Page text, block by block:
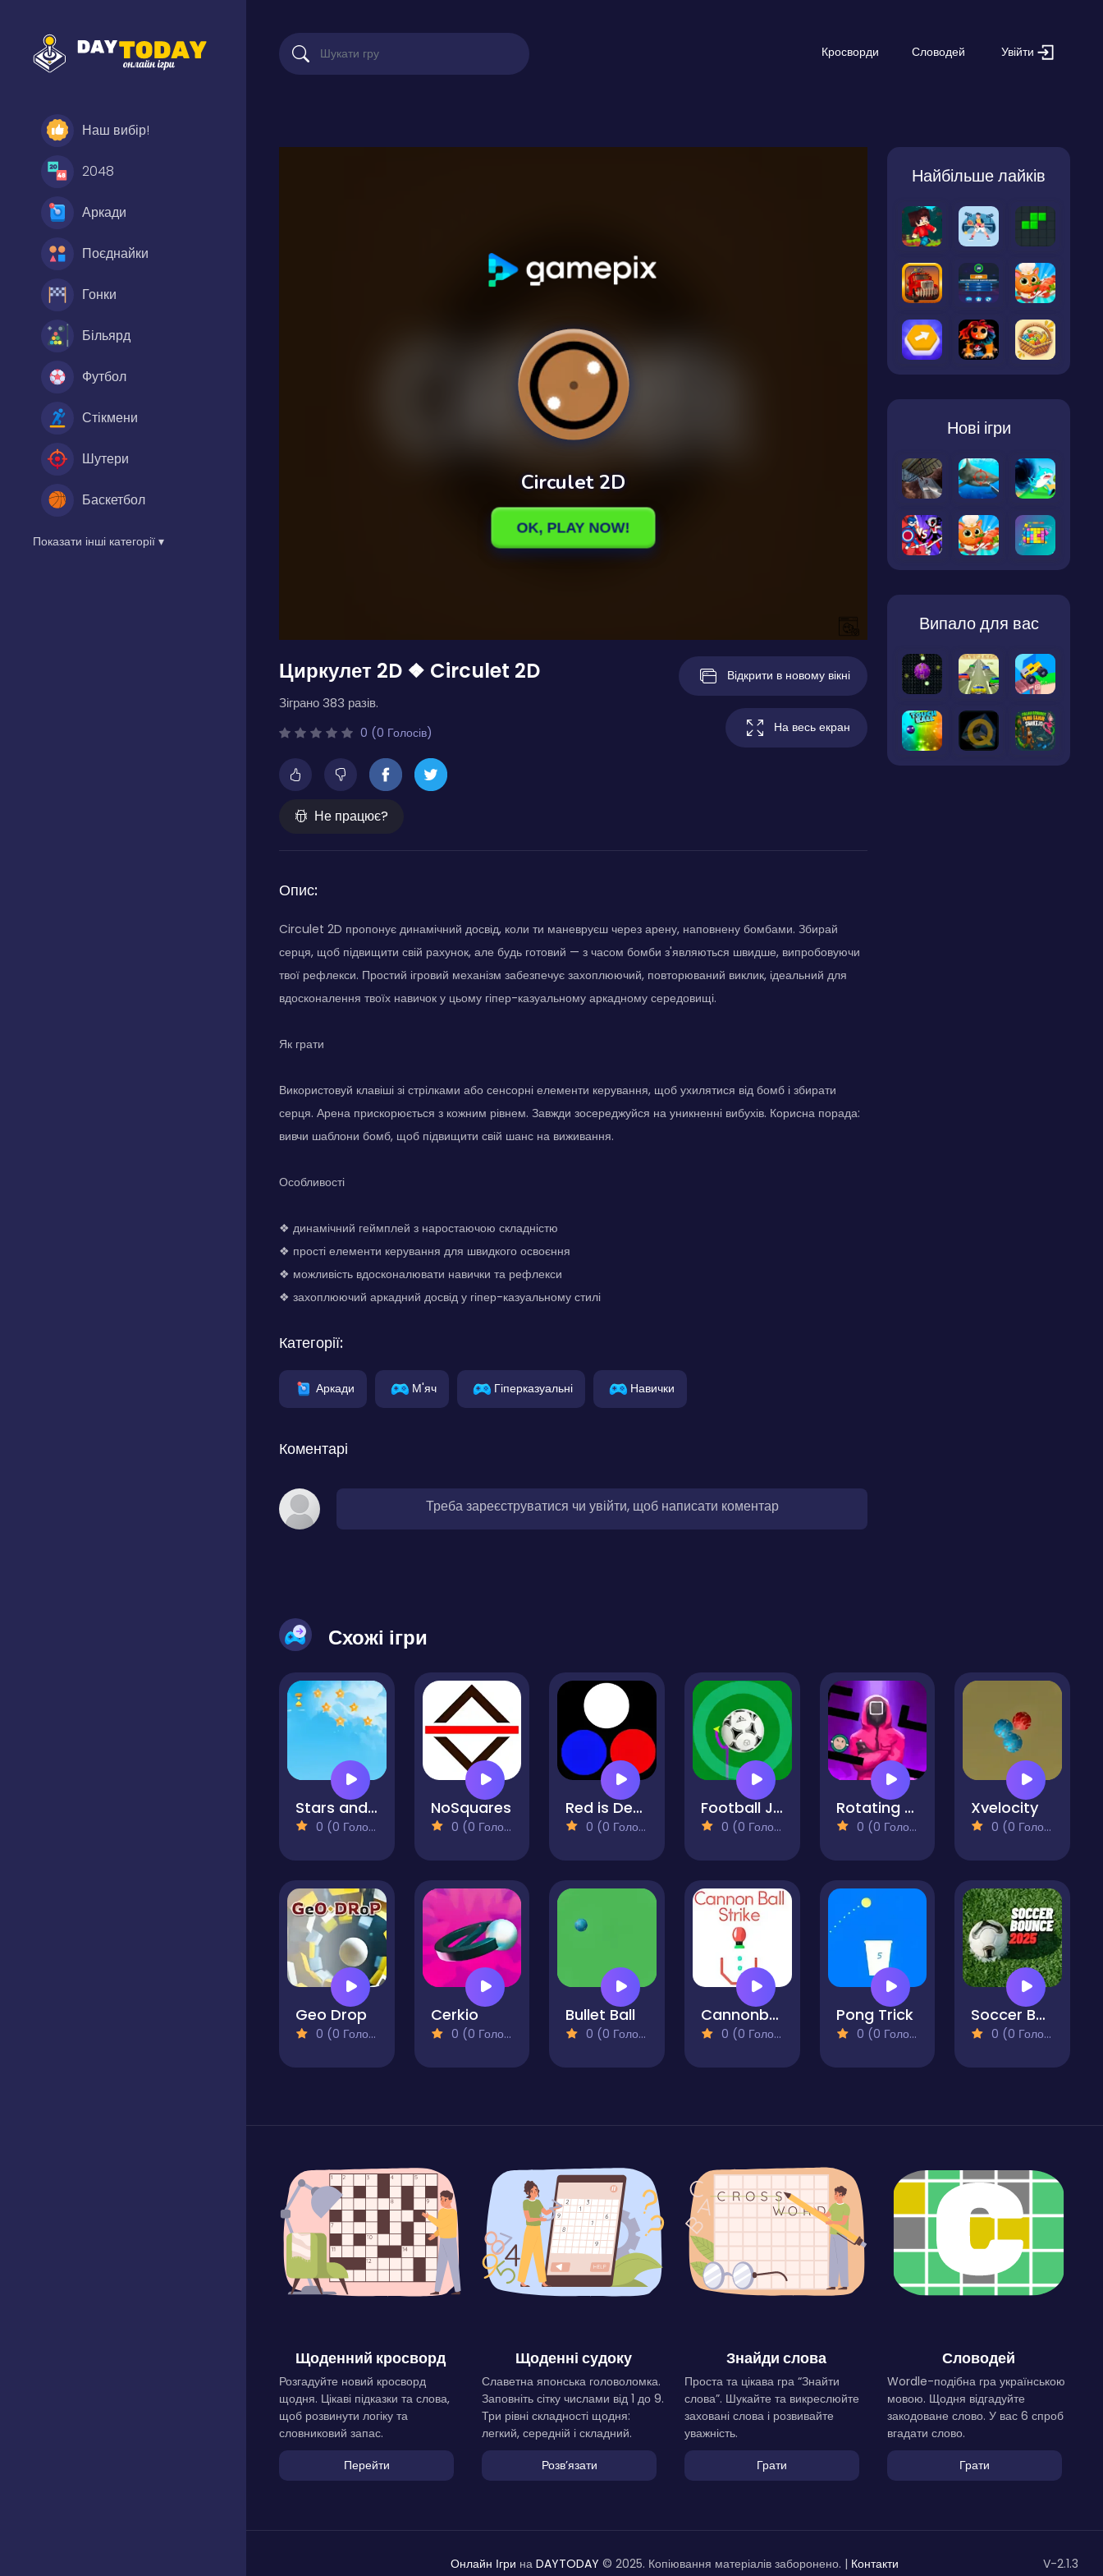
Наш вибір!
2048
Аркади
Поєднайки
Гонки
Більярд
Футбол
Стікмени
Шутери
Баскетбол
Показати інші категорії ▾
Кросворди Словодей Увійти
Циркулет 2D ❖ Circulet 2D
Зіграно 383 разів.
0 (0 Голосів)
Не працює?
Відкрити в новому вікні
На весь екран
Опис:
Circulet 2D пропонує динамічний досвід, коли ти маневруєш через арену, наповнену бомбами. Збирай
серця, щоб підвищити свій рахунок, але будь готовий — з часом бомби з'являються швидше, випробовуючи
твої рефлекси. Простий ігровий механізм забезпечує захоплюючий, повторюваний виклик, ідеальний для
вдосконалення твоїх навичок у цьому гіпер-казуальному аркадному середовищі.
Як грати
Використовуй клавіші зі стрілками або сенсорні елементи керування, щоб ухилятися від бомб і збирати
серця. Арена прискорюється з кожним рівнем. Завжди зосереджуйся на уникненні вибухів. Корисна порада:
вивчи шаблони бомб, щоб підвищити свій шанс на виживання.
Особливості
❖ динамічний геймплей з наростаючою складністю
❖ прості елементи керування для швидкого освоєння
❖ можливість вдосконалювати навички та рефлекси
❖ захоплюючий аркадний досвід у гіпер-казуальному стилі
Категорії:
Аркади М'яч Гіперказуальні Навички
Коментарі
Треба зареєструватися чи увійти, щоб написати коментар
Найбільше лайків
Нові ігри
Випало для вас
Схожі ігри
Stars and clouds
0 (0 Голосів)
NoSquares
0 (0 Голосів)
Red is Dead
0 (0 Голосів)
Football Jump
0 (0 Голосів)
Rotating Squid
0 (0 Голосів)
Xvelocity
0 (0 Голосів)
Geo Drop
0 (0 Голосів)
Cerkio
0 (0 Голосів)
Bullet Ball
0 (0 Голосів)
Cannonball Strike
0 (0 Голосів)
Pong Trick
0 (0 Голосів)
Soccer Bounce 2025
0 (0 Голосів)
Щоденний кросворд
Розгадуйте новий кросворд
щодня. Цікаві підказки та слова,
щоб розвинути логіку та
словниковий запас.
Перейти
Щоденні судоку
Славетна японська головоломка.
Заповніть сітку числами від 1 до 9.
Три рівні складності щодня:
легкий, середній і складний.
Розвʼязати
Знайди слова
Проста та цікава гра “Знайти
слова”. Шукайте та викреслюйте
заховані слова і розвивайте
уважність.
Грати
Словодей
Wordle-подібна гра українською
мовою. Щодня відгадуйте
закодоване слово. У вас 6 спроб
вгадати слово.
Грати
Онлайн Ігри на DAYTODAY © 2025. Копіювання матеріалів заборонено. | Контакти V-2.1.3